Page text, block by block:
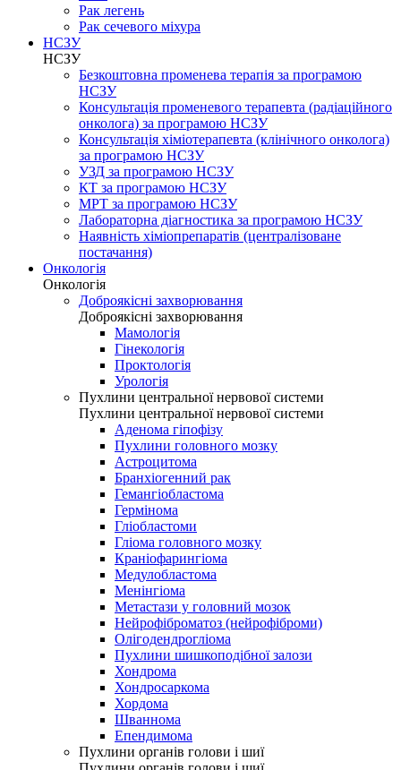
Рак легень
Рак сечевого міхура
НСЗУ
НСЗУ
Безкоштовна променева терапія за програмою
НСЗУ
Консультація променевого терапевта (радіаційного
онколога) за програмою НСЗУ
Консультація хіміотерапевта (клінічного онколога)
за програмою НСЗУ
УЗД за програмою НСЗУ
КТ за програмою НСЗУ
МРТ за програмою НСЗУ
Лабораторна діагностика за програмою НСЗУ
Наявність хіміопрепаратів (централізоване
постачання)
Онкологія
Онкологія
Доброякісні захворювання
Доброякісні захворювання
Мамологія
Гінекологія
Проктологія
Урологія
Пухлини центральної нервової системи
Пухлини центральної нервової системи
Аденома гіпофізу
Пухлини головного мозку
Астроцитома
Бранхіогенний рак
Гемангіобластома
Гермінома
Гліобластоми
Гліома головного мозку
Краніофарингіома
Медулобластома
Менінгіома
Метастази у головний мозок
Нейрофіброматоз (нейрофіброми)
Олігодендрогліома
Пухлини шишкоподібної залози
Хондрома
Хондросаркома
Хордома
Шваннома
Епендимома
Пухлини органів голови і шиї